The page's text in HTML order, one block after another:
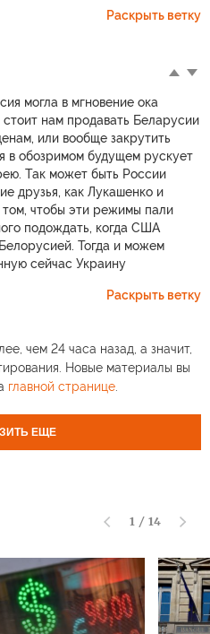
Раскрыть ветку
могла в мгновение ока
нам продавать Беларусии
или вообще закрутить
в обозримом будущем рускует
Так может быть России
друзья, как Лукашенко и
чтобы эти режимы пали
подождать, когда США
Тогда и можем
сейчас Украину
Раскрыть ветку
чем 24 часа назад, а значит,
Новые материалы вы
главной странице.
ЕЩЕ
1 / 14